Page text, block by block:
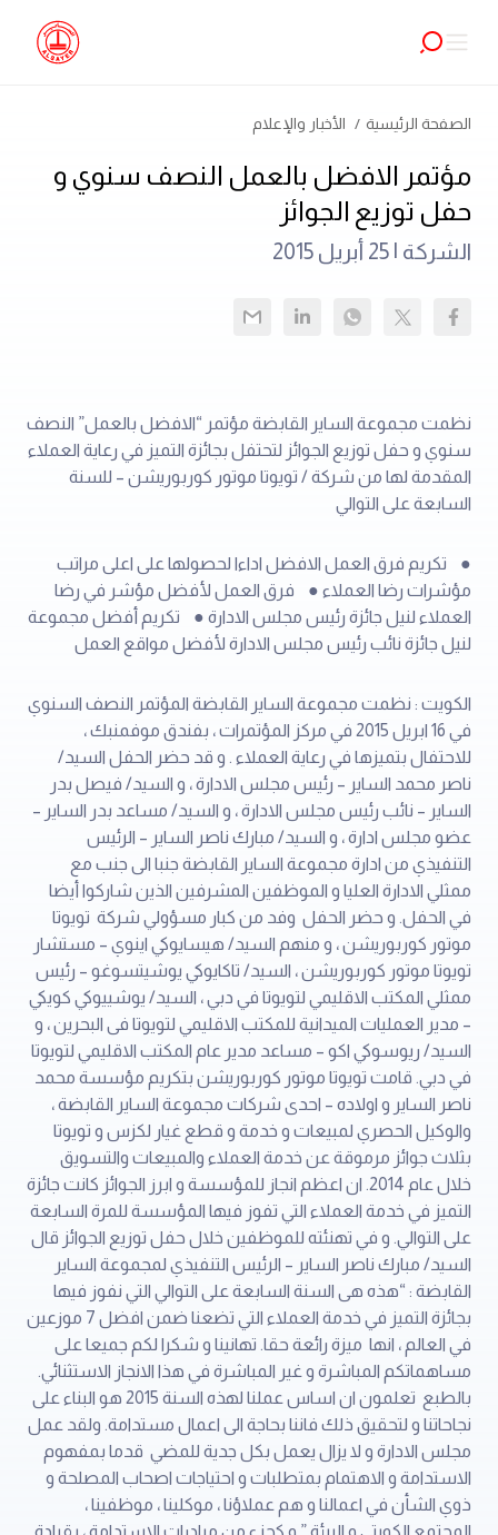
الصفحة الرئيسية الأخبار والإعلام
مؤتمر الافضل بالعمل النصف سنوي و
حفل توزيع الجوائز
الشركة | 25 أبريل 2015
نظمت مجموعة الساير القابضة مؤتمر “الافضل بالعمل” النصف
سنوي و حفل توزيع الجوائز لتحتفل بجائزة التميز في رعاية العملاء
المقدمة لها من شركة / تويوتا موتور كوربوريشن – للسنة
السابعة على التوالي
● تكريم فرق العمل الافضل اداءا لحصولها على اعلى مراتب
مؤشرات رضا العملاء ● فرق العمل لأفضل مؤشر في رضا
العملاء لنيل جائزة رئيس مجلس الادارة ● تكريم أفضل مجموعة
لنيل جائزة نائب رئيس مجلس الادارة لأفضل مواقع العمل
الكويت : نظمت مجموعة الساير القابضة المؤتمر النصف السنوي
في 16 ابريل 2015 في مركز المؤتمرات ، بفندق موفمنبك ،
للاحتفال بتميزها في رعاية العملاء . و قد حضر الحفل السيد/
ناصر محمد الساير – رئيس مجلس الادارة ، و السيد/ فيصل بدر
الساير – نائب رئيس مجلس الادارة ، و السيد/ مساعد بدر الساير –
عضو مجلس ادارة ، و السيد/ مبارك ناصر الساير – الرئيس
التنفيذي من ادارة مجموعة الساير القابضة جنبا الى جنب مع
ممثلي الادارة العليا و الموظفين المشرفين الذين شاركوا أيضا
في الحفل. و حضر الحفل وفد من كبار مسؤولي شركة تويوتا
موتور كوربوريشن ، و منهم السيد/ هيسايوكي اينوي – مستشار
تويوتا موتور كوربوريشن ، السيد/ تاكايوكي يوشيتسوغو – رئيس
ممثلي المكتب الاقليمي لتويوتا في دبي ، السيد/ يوشييوكي كويكي
– مدير العمليات الميدانية للمكتب الاقليمي لتويوتا فى البحرين ، و
السيد/ ريوسوكي اكو – مساعد مدير عام المكتب الاقليمي لتويوتا
في دبي. قامت تويوتا موتور كوربوريشن بتكريم مؤسسة محمد
ناصر الساير و اولاده – احدى شركات مجموعة الساير القابضة ،
والوكيل الحصري لمبيعات و خدمة و قطع غيار لكزس و تويوتا
بثلاث جوائز مرموقة عن خدمة العملاء والمبيعات والتسويق
خلال عام 2014. ان اعظم انجاز للمؤسسة و ابرز الجوائز كانت جائزة
التميز في خدمة العملاء التي تفوز فيها المؤسسة للمرة السابعة
على التوالي. و في تهنئته للموظفين خلال حفل توزيع الجوائز قال
السيد/ مبارك ناصر الساير – الرئيس التنفيذي لمجموعة الساير
القابضة : “هذه هى السنة السابعة على التوالي التي نفوز فيها
بجائزة التميز في خدمة العملاء التي تضعنا ضمن افضل 7 موزعين
في العالم ، انها ميزة رائعة حقا. تهانينا و شكرا لكم جميعا على
مساهماتكم المباشرة و غير المباشرة في هذا الانجاز الاستثنائي.
بالطبع تعلمون ان اساس عملنا لهذه السنة 2015 هو البناء على
نجاحاتنا و لتحقيق ذلك فاننا بحاجة الى اعمال مستدامة. ولقد عمل
مجلس الادارة و لا يزال يعمل بكل جدية للمضي قدما بمفهوم
الاستدامة و الاهتمام بمتطلبات و احتياجات اصحاب المصلحة و
ذوي الشأن في اعمالنا و هم عملاؤنا ، موكلينا ، موظفينا ،
المجتمع الكويتي و البيئة.” و كجزء من مبادرات الاستدامة ، بقيادة